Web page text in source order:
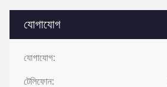
যোগাযোগ
যোগাযোগ:
টেলিফোন: